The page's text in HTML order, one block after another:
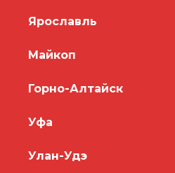
Ярославль
Майкоп
Горно-Алтайск
Уфа
Улан-Удэ